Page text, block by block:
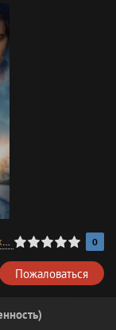
0
Пожаловаться